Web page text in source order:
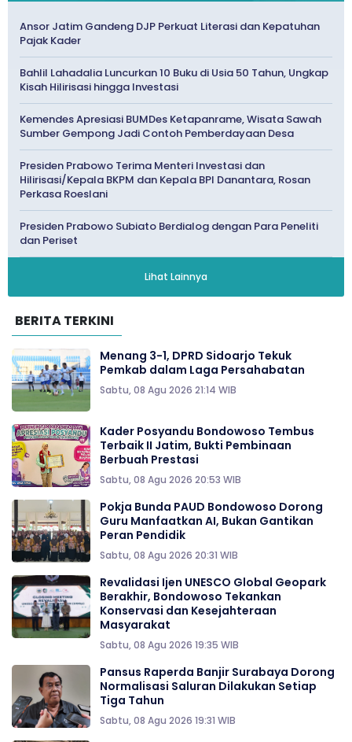
Ansor Jatim Gandeng DJP Perkuat Literasi dan Kepatuhan
Pajak Kader
Bahlil Lahadalia Luncurkan 10 Buku di Usia 50 Tahun, Ungkap
Kisah Hilirisasi hingga Investasi
Kemendes Apresiasi BUMDes Ketapanrame, Wisata Sawah
Sumber Gempong Jadi Contoh Pemberdayaan Desa
Presiden Prabowo Terima Menteri Investasi dan
Hilirisasi/Kepala BKPM dan Kepala BPI Danantara, Rosan
Perkasa Roeslani
Presiden Prabowo Subiato Berdialog dengan Para Peneliti
dan Periset
Lihat Lainnya
BERITA TERKINI
Menang 3-1, DPRD Sidoarjo Tekuk
Pemkab dalam Laga Persahabatan
Sabtu, 08 Agu 2026 21:14 WIB
Kader Posyandu Bondowoso Tembus
Terbaik II Jatim, Bukti Pembinaan
Berbuah Prestasi
Sabtu, 08 Agu 2026 20:53 WIB
Pokja Bunda PAUD Bondowoso Dorong
Guru Manfaatkan AI, Bukan Gantikan
Peran Pendidik
Sabtu, 08 Agu 2026 20:31 WIB
Revalidasi Ijen UNESCO Global Geopark
Berakhir, Bondowoso Tekankan
Konservasi dan Kesejahteraan
Masyarakat
Sabtu, 08 Agu 2026 19:35 WIB
Pansus Raperda Banjir Surabaya Dorong
Normalisasi Saluran Dilakukan Setiap
Tiga Tahun
Sabtu, 08 Agu 2026 19:31 WIB